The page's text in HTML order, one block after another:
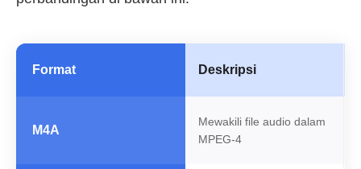
Format
M4A
Deskripsi
Mewakili file audio dalam
MPEG-4